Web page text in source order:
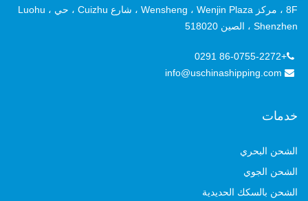
8F ، مركز Wensheng ، Wenjin Plaza ، شارع Cuizhu ، حي Luohu ،
Shenzhen ، الصين 518020
+86-0755-2272 0291
info@uschinashipping.com
خدمات
الشحن البحري
الشحن الجوي
الشحن بالسكك الحديدية